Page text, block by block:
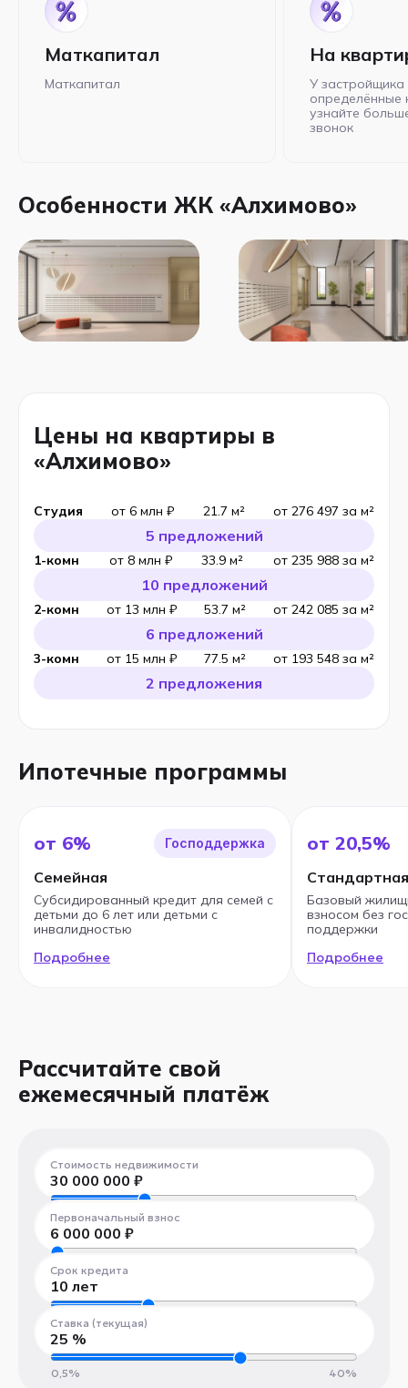
Маткапитал
Маткапитал
На
У застройщика
узнайте
звонок
Особенности ЖК «Алхимово»
Цены на квартиры в
«Алхимово»
Студия 21.7 м²
от 6 млн ₽ от 276 497 за м²
5 предложений
1-комн 33.9 м²
от 8 млн ₽ от 235 988 за м²
10 предложений
2-комн 53.7 м²
от 13 млн ₽ от 242 085 за м²
6 предложений
3-комн 77.5 м²
от 15 млн ₽ от 193 548 за м²
2 предложения
Ипотечные программы
от 6% Господдержка
Семейная
Субсидированный кредит для семей с
детьми до 6 лет или детьми с
инвалидностью
Подробнее
от 20,5%
Стандартная
Базовый
взносом без
поддержки
Подробнее
Рассчитайте свой
ежемесячный платёж
Стоимость недвижимости
30 000 000 ₽
300 000 ₽
Первоначальный взнос
6 000 000 ₽
300 000 ₽
Срок кредита
10 лет
1 год
Ставка (текущая)
25 %
0,5% 40%